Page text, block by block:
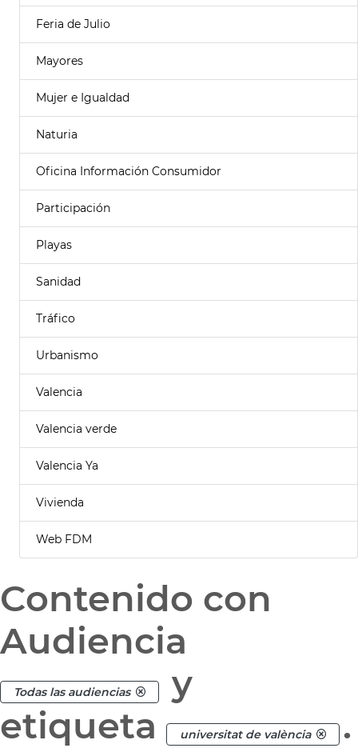
Feria de Julio
Mayores
Mujer e Igualdad
Naturia
Oficina Información Consumidor
Participación
Playas
Sanidad
Tráfico
Urbanismo
Valencia
Valencia verde
Valencia Ya
Vivienda
Web FDM
Contenido con
Audiencia
Todas las audiencias
y
etiqueta
universitat de valència .